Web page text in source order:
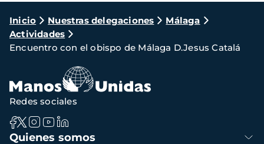
Ruta
de
navegación
Inicio Nuestras delegaciones
Málaga
Actividades
Encuentro con el obispo de Málaga D.Jesus Catalá
Navegación
Quienes somos
Redes sociales